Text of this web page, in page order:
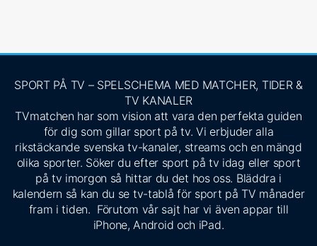
SPORT PÅ TV – SPELSCHEMA MED MATCHER, TIDER &
TV KANALER
TVmatchen har som vision att vara den perfekta guiden
för dig som gillar sport på tv. Vi erbjuder alla
rikstäckande svenska tv-kanaler, streams och en mängd
olika sporter. Söker du efter sport på tv idag eller sport
på tv imorgon så hittar du det hos oss. Bläddra i
kalendern så kan du se tv-tablå för sport på TV månader
fram i tiden. Förutom vår sajt har vi även appar till
iPhone, Android och iPad.